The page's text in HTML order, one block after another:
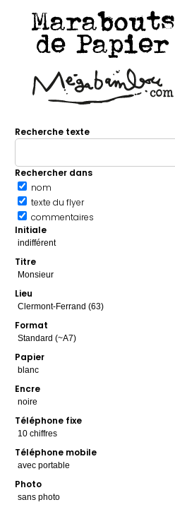
Marabouts
de Papier
Recherche texte
Rechercher dans
nom
texte du flyer
commentaires
Initiale
Titre
Lieu
Format
Papier
Encre
Téléphone fixe
Téléphone mobile
Photo